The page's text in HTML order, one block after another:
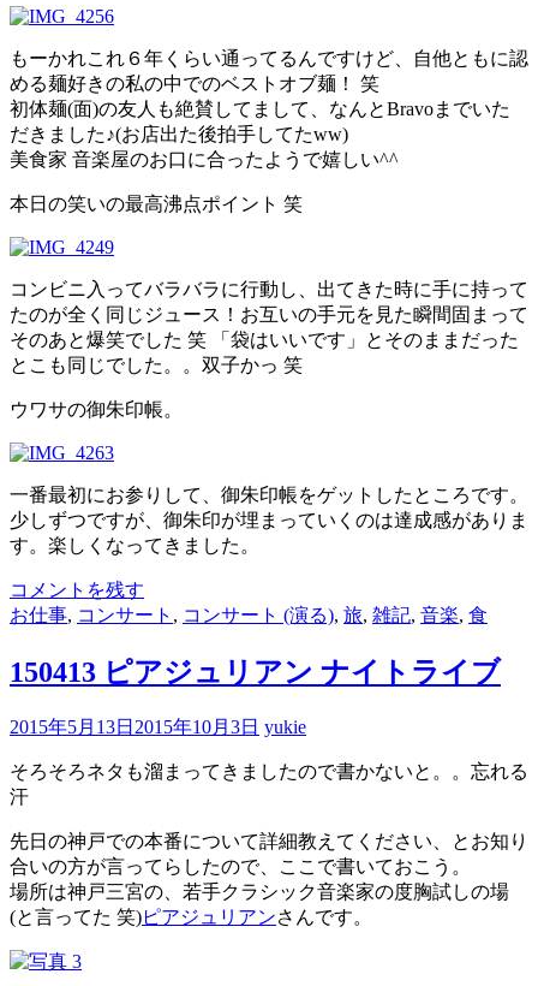
もーかれこれ６年くらい通ってるんですけど、自他ともに認
める麺好きの私の中でのベストオブ麺！ 笑
初体麺(面)の友人も絶賛してまして、なんとBravoまでいた
だきました♪(お店出た後拍手してたww)
美食家 音楽屋のお口に合ったようで嬉しい^^
本日の笑いの最高沸点ポイント 笑
コンビニ入ってバラバラに行動し、出てきた時に手に持って
たのが全く同じジュース！お互いの手元を見た瞬間固まって
そのあと爆笑でした 笑 「袋はいいです」とそのままだった
とこも同じでした。。双子かっ 笑
ウワサの御朱印帳。
一番最初にお参りして、御朱印帳をゲットしたところです。
少しずつですが、御朱印が埋まっていくのは達成感がありま
す。楽しくなってきました。
コメントを残す
お仕事, コンサート , コンサート (演る), 旅, 雑記, 音楽, 食
150413 ピアジュリアン ナイトライブ
2015年5月13日 2015年10月3日 yukie
そろそろネタも溜まってきましたので書かないと。。忘れる
汗
先日の神戸での本番について詳細教えてください、とお知り
合いの方が言ってらしたので、ここで書いておこう。
場所は神戸三宮の、若手クラシック音楽家の度胸試しの場
(と言ってた 笑)ピアジュリアンさんです。